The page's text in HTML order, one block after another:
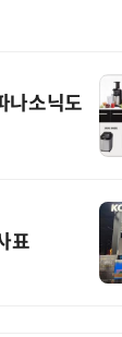
나소닉도
표